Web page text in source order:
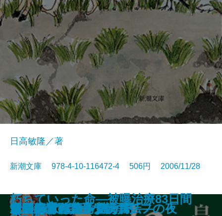
ナナ
ぱいかじ南海作戦
卒業
潤一
狐笛のかなた
魂萌え！〔上〕
魂萌え！〔下〕
メリーゴーランド
オドオドの頃を過ぎても
人間はどこまで動物か
日高敏隆／著
新潮文庫 978-4-10-116472-4 506円 2006/11/28
ねこのばば
ロリータ
女刑事音道貴子 嗤う闇
セックスボランティア
天国はまだ遠く
蛍の行方―お鳥見女房―
朽ちていった命―被曝治療83日間
窓際OL トホホな朝ウフフの夜
家守綺譚
道長の冒険―平安妖異伝―